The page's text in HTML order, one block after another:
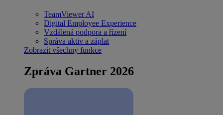
TeamViewer AI
Digital Employee Experience
Vzdálená podpora a řízení
Správa aktiv a záplat
Zobrazit všechny funkce
Zpráva Gartner 2026